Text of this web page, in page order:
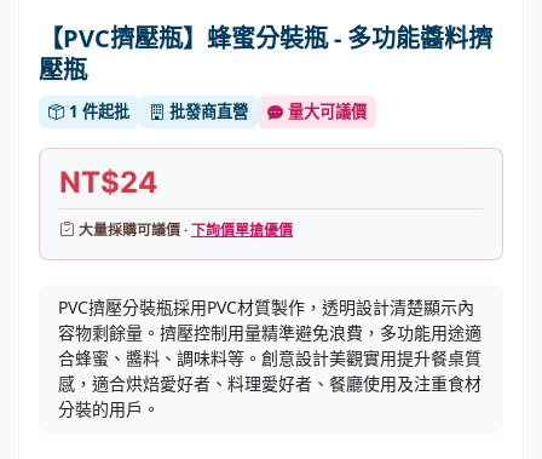
【PVC擠壓瓶】蜂蜜分裝瓶 - 多功能醬料擠
壓瓶
1 件起批 批發商直營 量大可議價
NT$24
大量採購可議價 ·下詢價單搶優價
PVC擠壓分裝瓶採用PVC材質製作，透明設計清楚顯示內
容物剩餘量。擠壓控制用量精準避免浪費，多功能用途適
合蜂蜜、醬料、調味料等。創意設計美觀實用提升餐桌質
感，適合烘焙愛好者、料理愛好者、餐廳使用及注重食材
分裝的用戶。